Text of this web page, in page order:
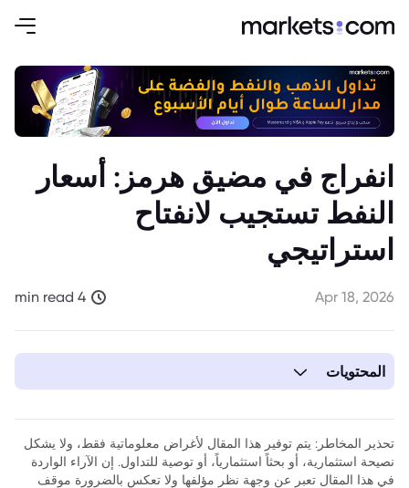
انفراج في مضيق هرمز: أسعار
النفط تستجيب لانفتاح
استراتيجي
Apr 18, 2026
4 min read
المحتويات
تحذير المخاطر: يتم توفير هذا المقال لأغراض معلوماتية فقط، ولا يشكل
نصيحة استثمارية، أو بحثاً استثمارياً، أو توصية للتداول. إن الآراء الواردة
في هذا المقال تعبر عن وجهة نظر مؤلفها ولا تعكس بالضرورة موقف